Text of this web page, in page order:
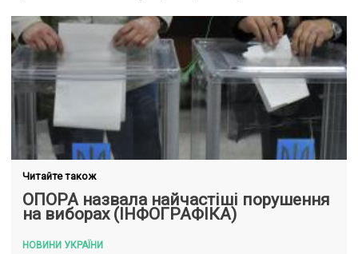
Читайте також
ОПОРА назвала найчастіші порушення
на виборах (ІНФОГРАФІКА)
НОВИНИ УКРАЇНИ